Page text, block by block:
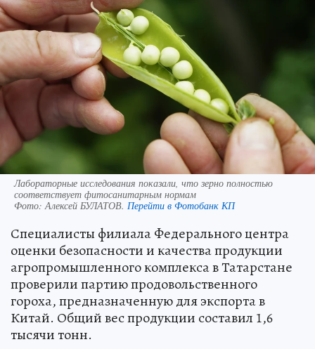
Лабораторные исследования показали, что зерно полностью
соответствует фитосанитарным нормам
Фото:Алексей БУЛАТОВ. Перейти в Фотобанк КП
Специалисты филиала Федерального центра
оценки безопасности и качества продукции
агропромышленного комплекса в Татарстане
проверили партию продовольственного
гороха, предназначенную для экспорта в
Китай. Общий вес продукции составил 1,6
тысячи тонн.